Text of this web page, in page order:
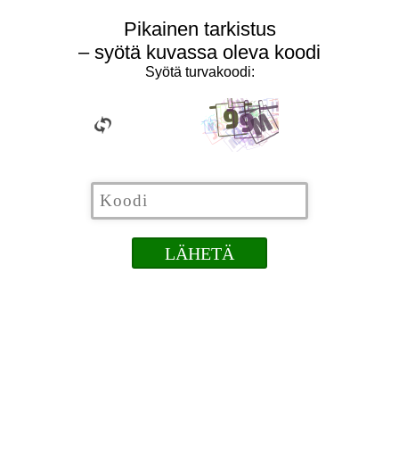
Pikainen tarkistus
– syötä kuvassa oleva koodi
Syötä turvakoodi: